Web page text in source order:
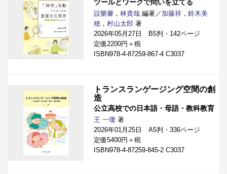
ツールとワークで問いを立てる
設樂馨 ， 林貴哉 編著／ 加藤祥 ， 鈴木美
穂 ， 村山太郎 著
2026年05月27日 B5判・142ページ
定価2200円＋税
ISBN978-4-87259-867-4 C3037
トランスランゲージング空間の創
造
公立高校での日本語・母語・教科教育
王 一瓊 著
2026年01月25日 A5判・336ページ
定価5400円＋税
ISBN978-4-87259-845-2 C3037